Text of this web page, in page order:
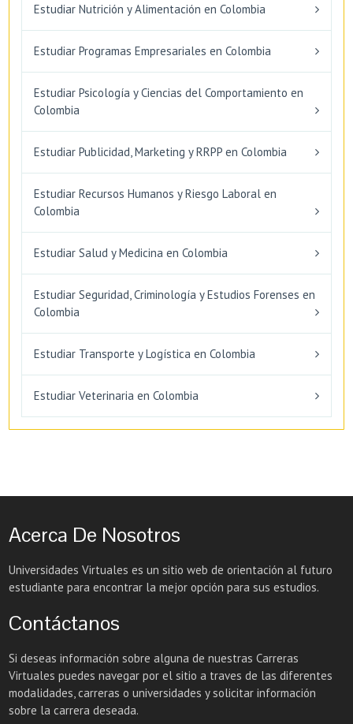
Estudiar Nutrición y Alimentación en Colombia
Estudiar Programas Empresariales en Colombia
Estudiar Psicología y Ciencias del Comportamiento en
Colombia
Estudiar Publicidad, Marketing y RRPP en Colombia
Estudiar Recursos Humanos y Riesgo Laboral en
Colombia
Estudiar Salud y Medicina en Colombia
Estudiar Seguridad, Criminología y Estudios Forenses en
Colombia
Estudiar Transporte y Logística en Colombia
Estudiar Veterinaria en Colombia
Acerca De Nosotros
Universidades Virtuales es un sitio web de orientación al futuro
estudiante para encontrar la mejor opción para sus estudios.
Contáctanos
Si deseas información sobre alguna de nuestras Carreras
Virtuales puedes navegar por el sitio a traves de las diferentes
modalidades, carreras o universidades y solicitar información
sobre la carrera deseada.